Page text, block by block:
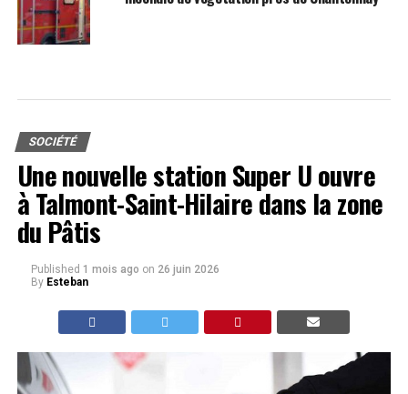
SOCIÉTÉ
Une nouvelle station Super U ouvre
à Talmont-Saint-Hilaire dans la zone
du Pâtis
Published 1 mois ago on 26 juin 2026
By Esteban